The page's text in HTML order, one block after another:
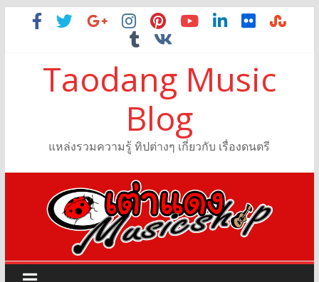
Taodang Music
Blog
แหล่งรวมความรู้ ทิปต่างๆ เกี่ยวกับ เรื่องดนตรี